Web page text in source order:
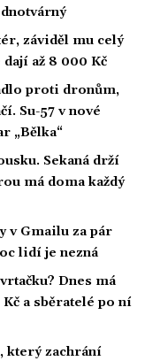
záviděl mu celý
dají až 8 000 Kč
proti dronům,
Su-57 v nové
„Bělka“
Sekaná drží
má doma každý
v Gmailu za pár
lidí je nezná
Dnes má
a sběratelé po ní
který zachrání